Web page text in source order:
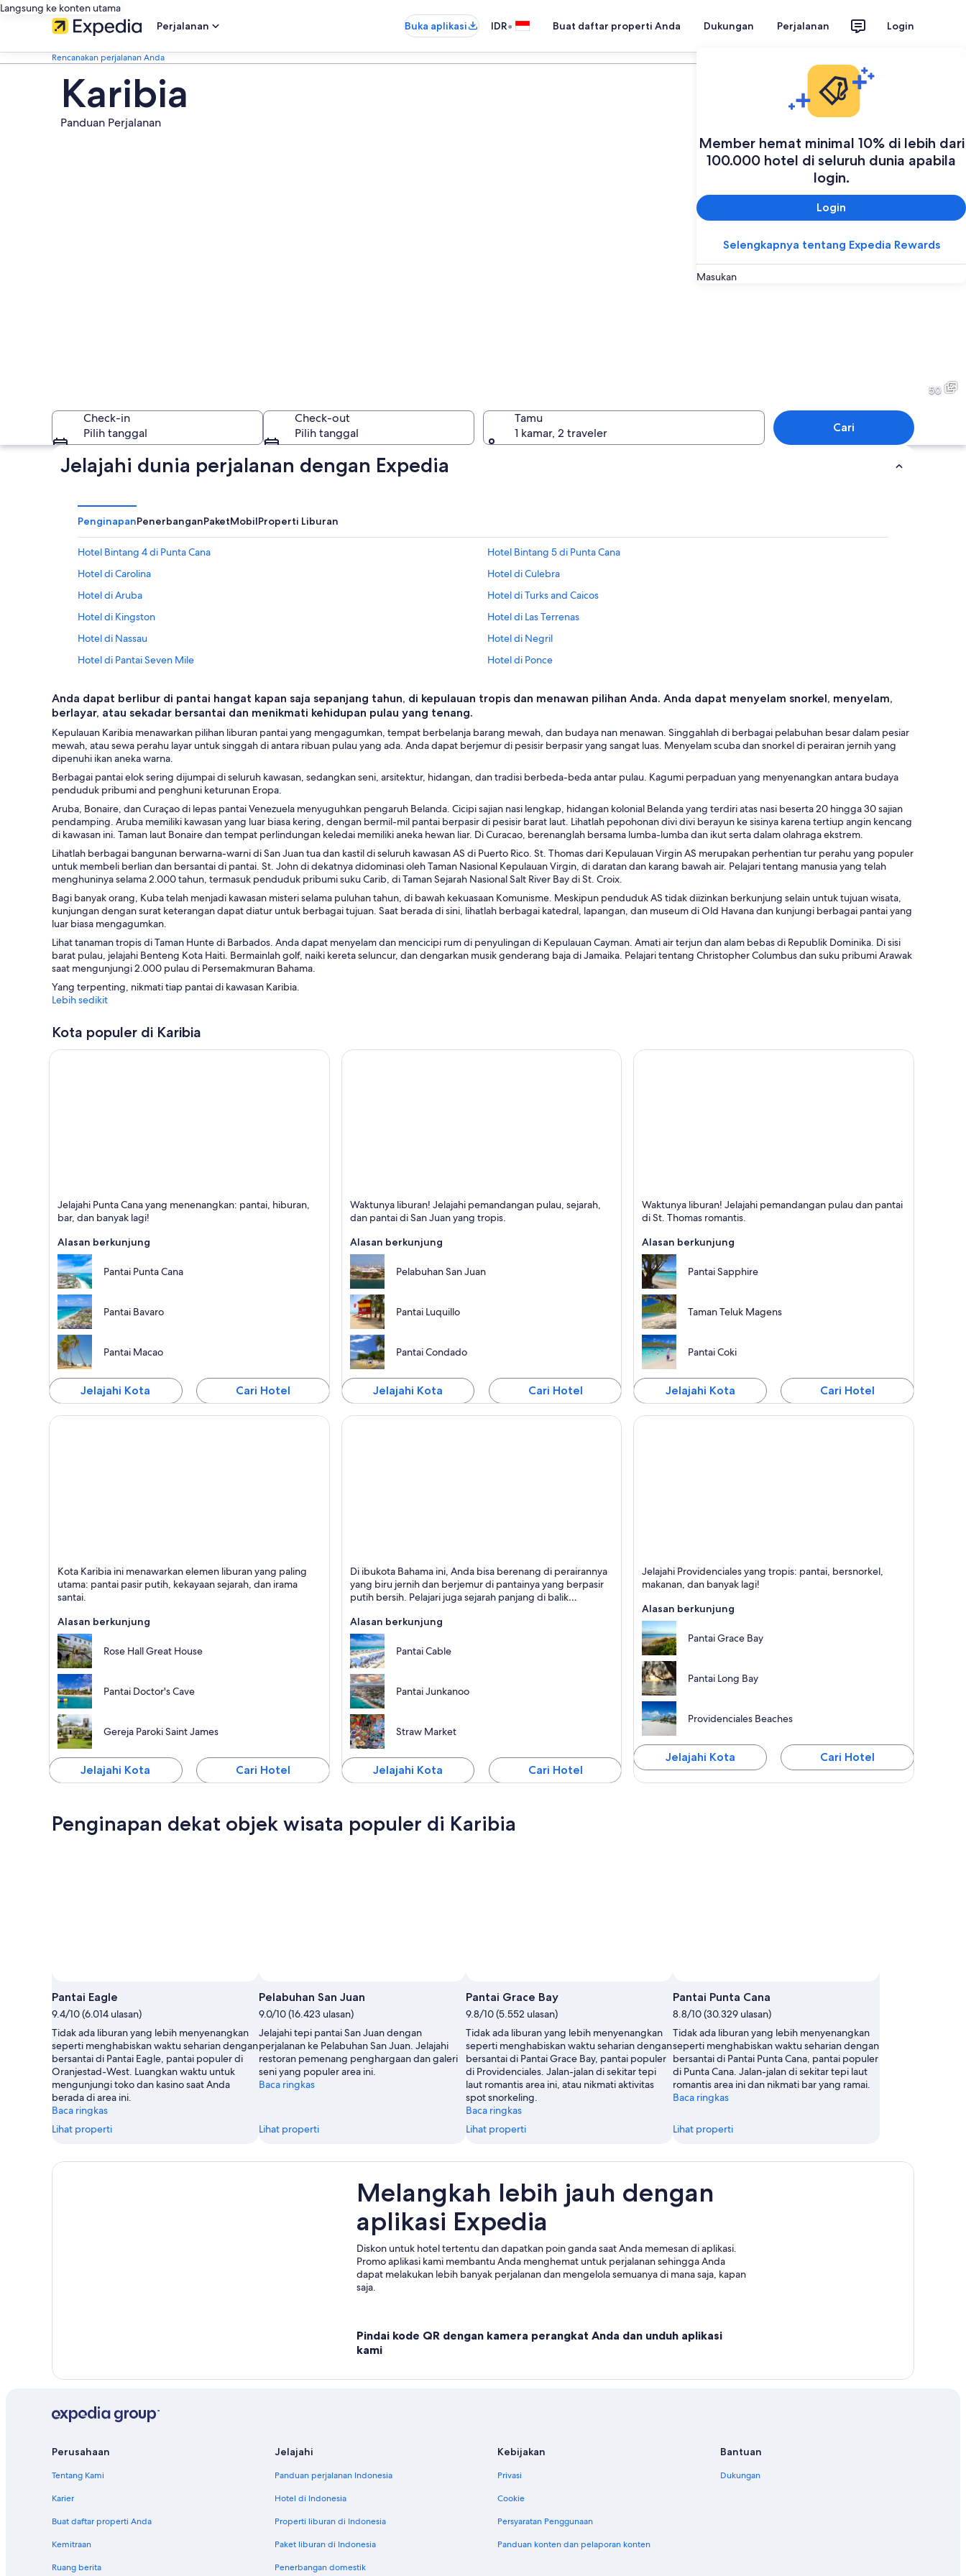
Langsung ke konten utama
Perjalanan
Buka aplikasi IDR• Buat daftar properti Anda Dukungan Perjalanan Login
Member hemat minimal 10% di lebih dari
100.000 hotel di seluruh dunia apabila
login.
Login
Selengkapnya tentang Expedia Rewards
Masukan
Rencanakan perjalanan Anda
Karibia
Panduan Perjalanan
50
Check-in
Pilih tanggal
Check-out
Pilih tanggal
Tamu
1 kamar, 2 traveler
Cari
Jelajahi dunia perjalanan dengan Expedia
PenginapanPenerbanganPaketMobilProperti Liburan
Hotel Bintang 4 di Punta Cana
Hotel Bintang 5 di Punta Cana
Hotel di Carolina
Hotel di Culebra
Hotel di Aruba
Hotel di Turks and Caicos
Hotel di Kingston
Hotel di Las Terrenas
Hotel di Nassau
Hotel di Negril
Hotel di Pantai Seven Mile
Hotel di Ponce
Hostel di Punta Cana
Hotel di Punta Cana
Hotel di St. Barthelemy
Hilton Hotels di St. Thomas
Anda dapat berlibur di pantai hangat kapan saja sepanjang tahun, di kepulauan tropis dan menawan pilihan Anda. Anda dapat menyelam snorkel, menyelam,
berlayar, atau sekadar bersantai dan menikmati kehidupan pulau yang tenang.
Kepulauan Karibia menawarkan pilihan liburan pantai yang mengagumkan, tempat berbelanja barang mewah, dan budaya nan menawan. Singgahlah di berbagai pelabuhan besar dalam pesiar
mewah, atau sewa perahu layar untuk singgah di antara ribuan pulau yang ada. Anda dapat berjemur di pesisir berpasir yang sangat luas. Menyelam scuba dan snorkel di perairan jernih yang
dipenuhi ikan aneka warna.
Berbagai pantai elok sering dijumpai di seluruh kawasan, sedangkan seni, arsitektur, hidangan, dan tradisi berbeda-beda antar pulau. Kagumi perpaduan yang menyenangkan antara budaya
penduduk pribumi and penghuni keturunan Eropa.
Aruba, Bonaire, dan Curaçao di lepas pantai Venezuela menyuguhkan pengaruh Belanda. Cicipi sajian nasi lengkap, hidangan kolonial Belanda yang terdiri atas nasi beserta 20 hingga 30 sajian
pendamping. Aruba memiliki kawasan yang luar biasa kering, dengan bermil-mil pantai berpasir di pesisir barat laut. Lihatlah pepohonan divi divi berayun ke sisinya karena tertiup angin kencang
di kawasan ini. Taman laut Bonaire dan tempat perlindungan keledai memiliki aneka hewan liar. Di Curacao, berenanglah bersama lumba-lumba dan ikut serta dalam olahraga ekstrem.
Lihatlah berbagai bangunan berwarna-warni di San Juan tua dan kastil di seluruh kawasan AS di Puerto Rico. St. Thomas dari Kepulauan Virgin AS merupakan perhentian tur perahu yang populer
untuk membeli berlian dan bersantai di pantai. St. John di dekatnya didominasi oleh Taman Nasional Kepulauan Virgin, di daratan dan karang bawah air. Pelajari tentang manusia yang telah
menghuninya selama 2.000 tahun, termasuk penduduk pribumi suku Carib, di Taman Sejarah Nasional Salt River Bay di St. Croix.
Bagi banyak orang, Kuba telah menjadi kawasan misteri selama puluhan tahun, di bawah kekuasaan Komunisme. Meskipun penduduk AS tidak diizinkan berkunjung selain untuk tujuan wisata,
kunjungan dengan surat keterangan dapat diatur untuk berbagai tujuan. Saat berada di sini, lihatlah berbagai katedral, lapangan, dan museum di Old Havana dan kunjungi berbagai pantai yang
luar biasa mengagumkan.
Lihat tanaman tropis di Taman Hunte di Barbados. Anda dapat menyelam dan mencicipi rum di penyulingan di Kepulauan Cayman. Amati air terjun dan alam bebas di Republik Dominika. Di sisi
barat pulau, jelajahi Benteng Kota Haiti. Bermainlah golf, naiki kereta seluncur, dan dengarkan musik genderang baja di Jamaika. Pelajari tentang Christopher Columbus dan suku pribumi Arawak
saat mengunjungi 2.000 pulau di Persemakmuran Bahama.
Yang terpenting, nikmati tiap pantai di kawasan Karibia.
Lebih sedikit
Kota populer di Karibia
Punta Cana
Terkenal dengan Pantai, Hiburan, dan Bersantai
Jelajahi Punta Cana yang menenangkan: pantai, hiburan,
bar, dan banyak lagi!
Alasan berkunjung
Pantai Punta Cana
Pantai Bavaro
Pantai Macao
Jelajahi Kota Cari Hotel
San Juan
Terkenal dengan Pantai, Tamasya, dan Laut
Waktunya liburan! Jelajahi pemandangan pulau, sejarah,
dan pantai di San Juan yang tropis.
Alasan berkunjung
Pelabuhan San Juan
Pantai Luquillo
Pantai Condado
Jelajahi Kota Cari Hotel
St. Thomas
Terkenal dengan Pantai, Kepulauan, dan Tamasya
Waktunya liburan! Jelajahi pemandangan pulau dan pantai
di St. Thomas romantis.
Alasan berkunjung
Pantai Sapphire
Taman Teluk Magens
Pantai Coki
Jelajahi Kota Cari Hotel
Terkenal dengan Pantai, Hiburan, dan Tamasya
Kota Karibia ini menawarkan elemen liburan yang paling
utama: pantai pasir putih, kekayaan sejarah, dan irama
santai.
Alasan berkunjung
Rose Hall Great House
Pantai Doctor's Cave
Gereja Paroki Saint James
Jelajahi Kota Cari Hotel
Terkenal dengan Pantai,
Kepulauan, dan Tamasya
Di ibukota Bahama ini, Anda bisa berenang di perairannya
yang biru jernih dan berjemur di pantainya yang berpasir
putih bersih. Pelajari juga sejarah panjang di balik
Alasan berkunjung
Pantai Cable
Pantai Junkanoo
Straw Market
Jelajahi Kota Cari Hotel
Terkenal dengan Pantai, Kepulauan, dan Laut
Jelajahi Providenciales yang tropis: pantai, bersnorkel,
makanan, dan banyak lagi!
Alasan berkunjung
Pantai Grace Bay
Pantai Long Bay
Providenciales Beaches
Jelajahi Kota Cari Hotel
Penginapan dekat objek wisata populer di Karibia
Pantai Eagle
9.4/10 (6.014 ulasan)
Tidak ada liburan yang lebih menyenangkan
seperti menghabiskan waktu seharian dengan
bersantai di Pantai Eagle, pantai populer di
Oranjestad-West. Luangkan waktu untuk
mengunjungi toko dan kasino saat Anda
berada di area ini.
Baca ringkas
Lihat properti
Pelabuhan San Juan
9.0/10 (16.423 ulasan)
Jelajahi tepi pantai San Juan dengan
perjalanan ke Pelabuhan San Juan. Jelajahi
restoran pemenang penghargaan dan galeri
seni yang populer area ini.
Baca ringkas
Lihat properti
Pantai Grace Bay
9.8/10 (5.552 ulasan)
Tidak ada liburan yang lebih menyenangkan
seperti menghabiskan waktu seharian dengan
bersantai di Pantai Grace Bay, pantai populer
di Providenciales. Jalan-jalan di sekitar tepi
laut romantis area ini, atau nikmati aktivitas
spot snorkeling.
Baca ringkas
Lihat properti
Pantai Punta Cana
8.8/10 (30.329 ulasan)
Tidak ada liburan yang lebih menyenangkan
seperti menghabiskan waktu seharian dengan
bersantai di Pantai Punta Cana, pantai populer
di Punta Cana. Jalan-jalan di sekitar tepi laut
romantis area ini dan nikmati bar yang ramai.
Baca ringkas
Lihat properti
Melangkah lebih jauh dengan
aplikasi Expedia
Diskon untuk hotel tertentu dan dapatkan poin ganda saat Anda memesan di aplikasi.
Promo aplikasi kami membantu Anda menghemat untuk perjalanan sehingga Anda
dapat melakukan lebih banyak perjalanan dan mengelola semuanya di mana saja, kapan
saja.
Pindai kode QR dengan kamera perangkat Anda dan unduh aplikasi
kami
Perusahaan
Tentang Kami
Karier
Buat daftar properti Anda
Kemitraan
Ruang berita
Jelajahi
Panduan perjalanan Indonesia
Hotel di Indonesia
Properti liburan di Indonesia
Paket liburan di Indonesia
Penerbangan domestik
Kebijakan
Privasi
Cookie
Persyaratan Penggunaan
Panduan konten dan pelaporan konten
Bantuan
Dukungan